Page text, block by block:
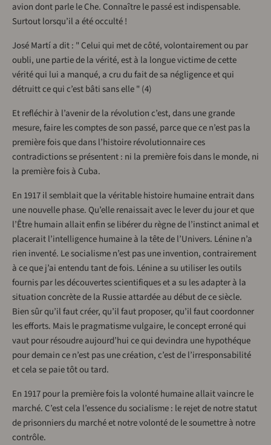
avion dont parle le Che. Connaître le passé est indispensable.
Surtout lorsqu’il a été occulté !
José Martí a dit : " Celui qui met de côté, volontairement ou par
oubli, une partie de la vérité, est à la longue victime de cette
vérité qui lui a manqué, a cru du fait de sa négligence et qui
détruitt ce qui c’est bâti sans elle " (4)
Et refléchir à l’avenir de la révolution c’est, dans une grande
mesure, faire les comptes de son passé, parce que ce n’est pas la
première fois que dans l’histoire révolutionnaire ces
contradictions se présentent : ni la première fois dans le monde, ni
la première fois à Cuba.
En 1917 il semblait que la véritable histoire humaine entrait dans
une nouvelle phase. Qu’elle renaissait avec le lever du jour et que
l’Être humain allait enfin se libérer du règne de l’instinct animal et
placerait l’intelligence humaine à la tête de l’Univers. Lénine n’a
rien inventé. Le socialisme n’est pas une invention, contrairement
à ce que j’ai entendu tant de fois. Lénine a su utiliser les outils
fournis par les découvertes scientifiques et a su les adapter à la
situation concrète de la Russie attardée au début de ce siècle.
Bien sûr qu’il faut créer, qu’il faut proposer, qu’il faut coordonner
les efforts. Mais le pragmatisme vulgaire, le concept erroné qui
vaut pour résoudre aujourd’hui ce qui devindra une hypothéque
pour demain ce n’est pas une création, c’est de l’irresponsabilité
et cela se paie tôt ou tard.
En 1917 pour la première fois la volonté humaine allait vaincre le
marché. C’est cela l’essence du socialisme : le rejet de notre statut
de prisonniers du marché et notre volonté de le soumettre à notre
contrôle.